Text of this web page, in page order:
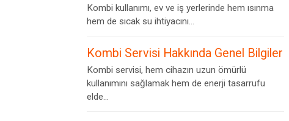
Kombi kullanımı, ev ve iş yerlerinde hem ısınma
hem de sıcak su ihtiyacını...
Kombi Servisi Hakkında Genel Bilgiler
Kombi servisi, hem cihazın uzun ömürlü
kullanımını sağlamak hem de enerji tasarrufu
elde...